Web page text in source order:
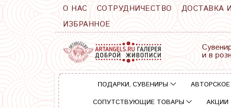
О НАС СОТРУДНИЧЕСТВО ДОСТАВКА
ИЗБРАННОЕ
и в
ПОДАРКИ, СУВЕНИРЫ
СОПУТСТВУЮЩИЕ ТОВАРЫ
АКЦИИ